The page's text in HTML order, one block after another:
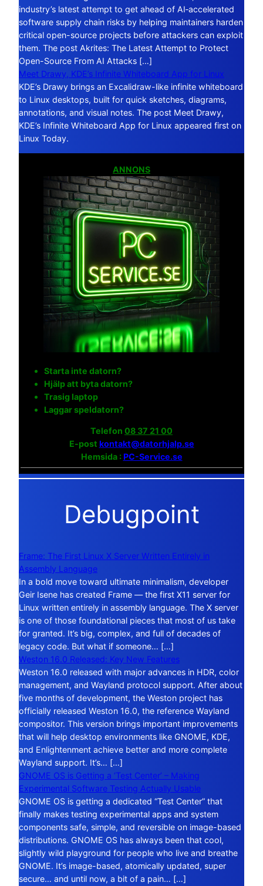
industry’s latest attempt to get ahead of AI‑accelerated
software supply chain risks by helping maintainers harden
critical open-source projects before attackers can exploit
them. The post Akrites: The Latest Attempt to Protect
Open-Source From AI Attacks […]
Meet Drawy, KDE’s Infinite Whiteboard App for Linux
KDE’s Drawy brings an Excalidraw-like infinite whiteboard
to Linux desktops, built for quick sketches, diagrams,
annotations, and visual notes. The post Meet Drawy,
KDE’s Infinite Whiteboard App for Linux appeared first on
Linux Today.
ANNONS
Starta inte datorn?
Hjälp att byta datorn?
Trasig laptop
Laggar speldatorn?
Telefon 08 37 21 00
E-post kontakt@datorhjalp.se
Hemsida :PC-Service.se
Debugpoint
Frame: The First Linux X Server Written Entirely in
Assembly Language
In a bold move toward ultimate minimalism, developer
Geir Isene has created Frame — the first X11 server for
Linux written entirely in assembly language. The X server
is one of those foundational pieces that most of us take
for granted. It’s big, complex, and full of decades of
legacy code. But what if someone… […]
Weston 16.0 Released: Key New Features
Weston 16.0 released with major advances in HDR, color
management, and Wayland protocol support. After about
five months of development, the Weston project has
officially released Weston 16.0, the reference Wayland
compositor. This version brings important improvements
that will help desktop environments like GNOME, KDE,
and Enlightenment achieve better and more complete
Wayland support. It’s… […]
GNOME OS is Getting a ‘Test Center’ – Making
Experimental Software Testing Actually Usable
GNOME OS is getting a dedicated “Test Center” that
finally makes testing experimental apps and system
components safe, simple, and reversible on image-based
distributions. GNOME OS has always been that cool,
slightly wild playground for people who live and breathe
GNOME. It’s image-based, atomically updated, super
secure… and until now, a bit of a pain… […]